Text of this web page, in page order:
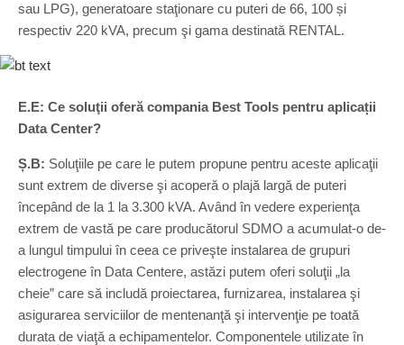
sau LPG), generatoare staţionare cu puteri de 66, 100 și
respectiv 220 kVA, precum şi gama destinată RENTAL.
E.E: Ce soluţii oferă compania Best Tools pentru aplicații
Data Center?
Ș.B: Soluţiile pe care le putem propune pentru aceste aplicaţii
sunt extrem de diverse şi acoperă o plajă largă de puteri
începând de la 1 la 3.300 kVA. Având în vedere experienţa
extrem de vastă pe care producătorul SDMO a acumulat-o de-
a lungul timpului în ceea ce priveşte instalarea de grupuri
electrogene în Data Centere, astăzi putem oferi soluţii „la
cheie” care să includă proiectarea, furnizarea, instalarea şi
asigurarea serviciilor de mentenanţă şi intervenţie pe toată
durata de viaţă a echipamentelor. Componentele utilizate în